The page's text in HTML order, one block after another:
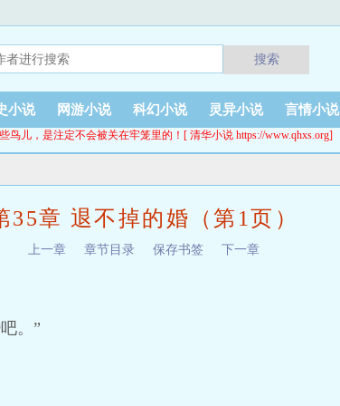
搜索
小说 网游小说 科幻小说 灵异小说 言情小说
鸟儿，是注定不会被关在牢笼里的！[ 清华小说 https://www.qhxs.org]
35章 退不掉的婚（第1页）
上一章 章节目录 保存书签 下一章
。”